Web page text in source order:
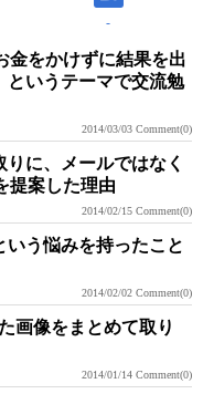
-
金をかけずに結果を出
というテーマで交流勉
2014/03/03 Comment(0)
に、メールではなく
提案した理由
2014/02/15 Comment(0)
いう悩みを持ったこと
2014/02/02 Comment(0)
画像をまとめて取り
2014/01/14 Comment(0)